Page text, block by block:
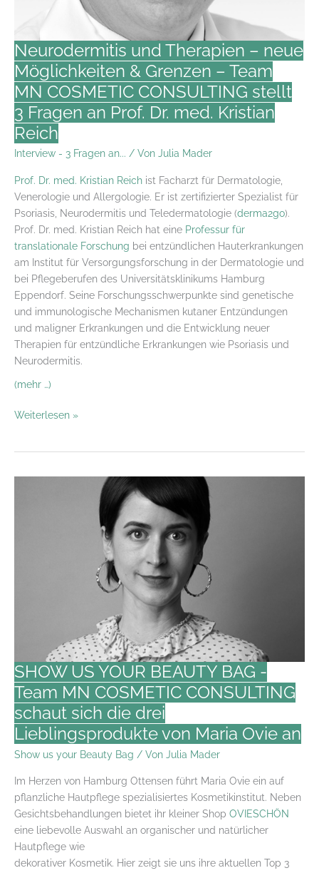
Neurodermitis und Therapien – neue
Möglichkeiten & Grenzen – Team
MN COSMETIC CONSULTING stellt
3 Fragen an Prof. Dr. med. Kristian
Reich
Interview - 3 Fragen an... / Von Julia Mader
Prof. Dr. med. Kristian Reich ist Facharzt für Dermatologie,
Venerologie und Allergologie. Er ist zertifizierter Spezialist für
Psoriasis, Neurodermitis und Teledermatologie (derma2go).
Prof. Dr. med. Kristian Reich hat eine Professur für
translationale Forschung bei entzündlichen Hauterkrankungen
am Institut für Versorgungsforschung in der Dermatologie und
bei Pflegeberufen des Universitätsklinikums Hamburg
Eppendorf. Seine Forschungsschwerpunkte sind genetische
und immunologische Mechanismen kutaner Entzündungen
und maligner Erkrankungen und die Entwicklung neuer
Therapien für entzündliche Erkrankungen wie Psoriasis und
Neurodermitis.
(mehr …)
Neurodermitis
neue
Fragen
an
Prof.
Dr.
med.
Kristian
Reich
Weiterlesen »
SHOW US YOUR BEAUTY BAG -
Team MN COSMETIC CONSULTING
schaut sich die drei
Lieblingsprodukte von Maria Ovie an
Show us your Beauty Bag / Von Julia Mader
Im Herzen von Hamburg Ottensen führt Maria Ovie ein auf
pflanzliche Hautpflege spezialisiertes Kosmetikinstitut. Neben
Gesichtsbehandlungen bietet ihr kleiner Shop OVIESCHÖN
eine liebevolle Auswahl an organischer und natürlicher
Hautpflege wie
dekorativer Kosmetik. Hier zeigt sie uns ihre aktuellen Top 3